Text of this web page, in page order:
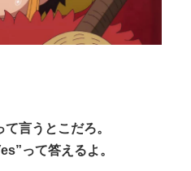
言うとこだろ。
って答えるよ。